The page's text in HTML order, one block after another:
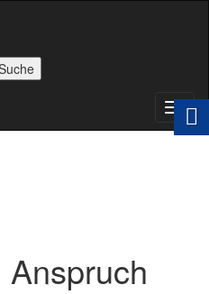
Anspruch